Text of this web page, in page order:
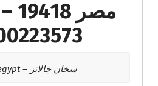
سخان جالانز – galanz egypt